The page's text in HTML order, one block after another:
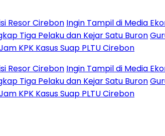
Ingin Tampil di Media Ekonomi dan
dan Kejar Satu Buron Guru SD di
Suap PLTU Cirebon
Ingin Tampil di Media Ekonomi dan
dan Kejar Satu Buron Guru SD di
Suap PLTU Cirebon